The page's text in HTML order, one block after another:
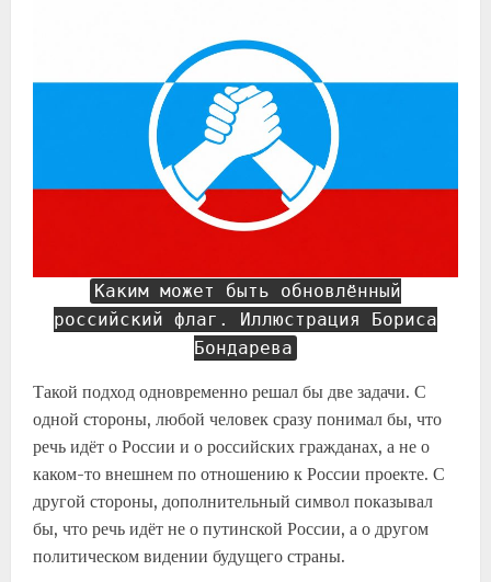
Каким может быть обновлённый
российский флаг. Иллюстрация Бориса
Бондарева
Такой подход одновременно решал бы две задачи. С
одной стороны, любой человек сразу понимал бы, что
речь идёт о России и о российских гражданах, а не о
каком-то внешнем по отношению к России проекте. С
другой стороны, дополнительный символ показывал
бы, что речь идёт не о путинской России, а о другом
политическом видении будущего страны.